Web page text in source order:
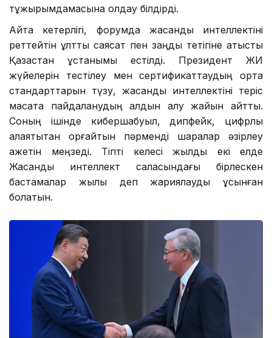
тұжырымдамасына қолдау білдірді.
Айта кетерлігі, форумда жасанды интеллектіні
реттейтін ұлттық саясат пен заңдық тетігіне қатысты
Қазақстан ұстанымы естілді. Президент ЖИ
жүйелерін тестілеу мен сертификаттаудың ортақ
стандарттарын түзу, жасанды интеллектіні теріс
мақсатқа пайдаланудың алдын алу жайын айтты.
Соның ішінде кибершабуыл, дипфейк, цифрлық
алаяқтықтан қорғайтын пәрменді шаралар әзірлеу
қажетін меңзеді. Тіпті келесі жылды екі елде
Жасанды интеллект саласындағы бірлескен
бастамалар жылы деп жариялауды ұсынған
болатын.